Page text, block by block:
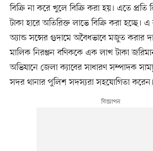
বিক্রি না করে খুলে বিক্রি করা হয়। এতে প্রতি
টাকা হারে অতিরিক্ত লাভে বিক্রি করা হচ্ছে।
অ্যান্ড সন্সের গুদামে অবৈধভাবে মজুত করার
মালিক নিরঞ্জন বণিককে এক লাখ টাকা
অভিযানে জেলা ক্যাবের সাধারণ সম্পাদক
সদর থানার পুলিশ সদস্যরা সহযোগিতা করেন।